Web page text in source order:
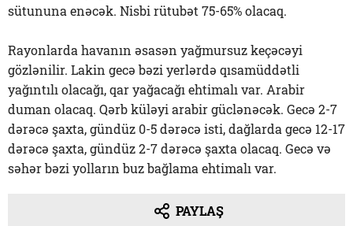
sütununa enəcək. Nisbi rütubət 75-65% olacaq.
Rayonlarda havanın əsasən yağmursuz keçəcəyi
gözlənilir. Lakin gecə bəzi yerlərdə qısamüddətli
yağıntılı olacağı, qar yağacağı ehtimalı var. Arabir
duman olacaq. Qərb küləyi arabir güclənəcək. Gecə 2-7
dərəcə şaxta, gündüz 0-5 dərəcə isti, dağlarda gecə 12-17
dərəcə şaxta, gündüz 2-7 dərəcə şaxta olacaq. Gecə və
səhər bəzi yolların buz bağlama ehtimalı var.
PAYLAŞ